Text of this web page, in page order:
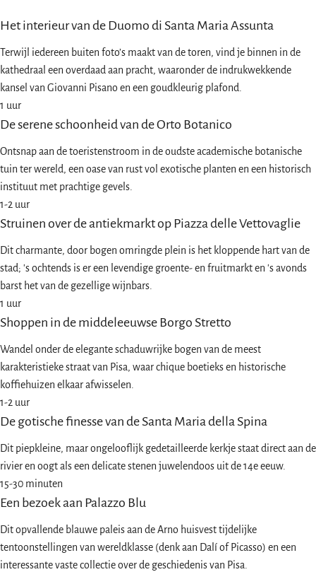
Het interieur van de Duomo di Santa Maria Assunta
Terwijl iedereen buiten foto’s maakt van de toren, vind je binnen in de
kathedraal een overdaad aan pracht, waaronder de indrukwekkende
kansel van Giovanni Pisano en een goudkleurig plafond.
1 uur
De serene schoonheid van de Orto Botanico
Ontsnap aan de toeristenstroom in de oudste academische botanische
tuin ter wereld, een oase van rust vol exotische planten en een historisch
instituut met prachtige gevels.
1-2 uur
Struinen over de antiekmarkt op Piazza delle Vettovaglie
Dit charmante, door bogen omringde plein is het kloppende hart van de
stad; 's ochtends is er een levendige groente- en fruitmarkt en 's avonds
barst het van de gezellige wijnbars.
1 uur
Shoppen in de middeleeuwse Borgo Stretto
Wandel onder de elegante schaduwrijke bogen van de meest
karakteristieke straat van Pisa, waar chique boetieks en historische
koffiehuizen elkaar afwisselen.
1-2 uur
De gotische finesse van de Santa Maria della Spina
Dit piepkleine, maar ongelooflijk gedetailleerde kerkje staat direct aan de
rivier en oogt als een delicate stenen juwelendoos uit de 14e eeuw.
15-30 minuten
Een bezoek aan Palazzo Blu
Dit opvallende blauwe paleis aan de Arno huisvest tijdelijke
tentoonstellingen van wereldklasse (denk aan Dalí of Picasso) en een
interessante vaste collectie over de geschiedenis van Pisa.